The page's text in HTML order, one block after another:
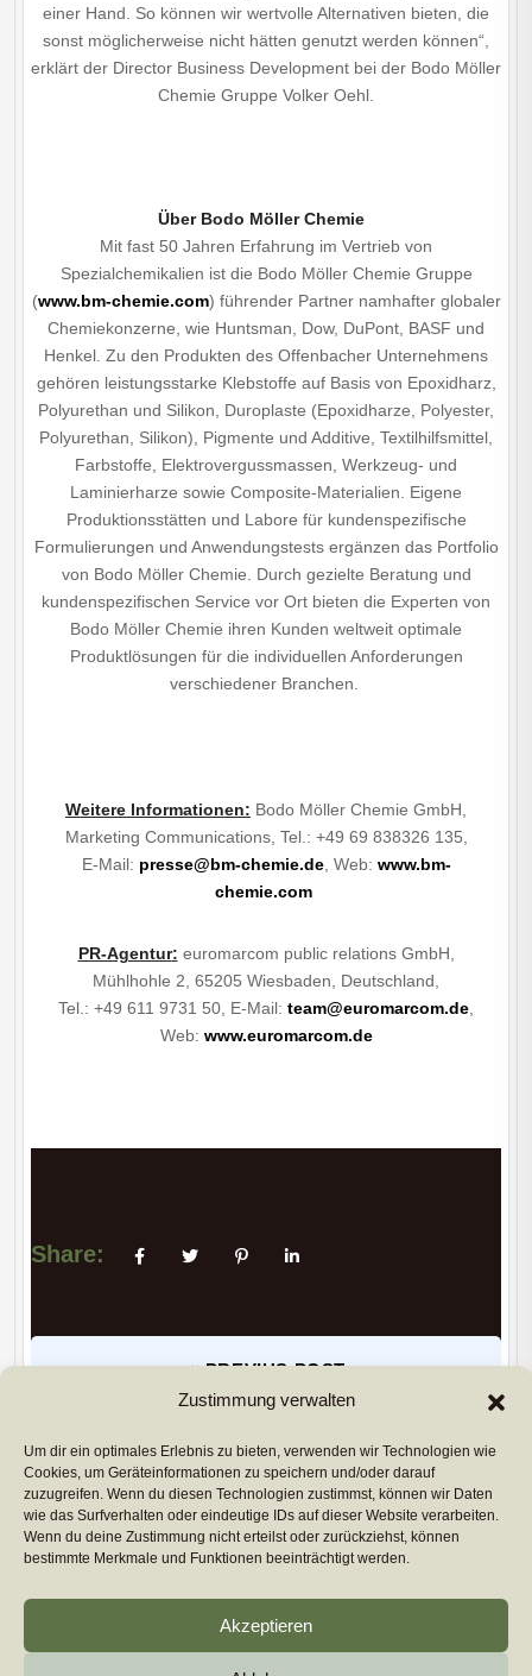
Zustimmung verwalten
Um dir ein optimales Erlebnis zu bieten, verwenden wir Technologien wie
Cookies, um Geräteinformationen zu speichern und/oder darauf
zuzugreifen. Wenn du diesen Technologien zustimmst, können wir Daten
wie das Surfverhalten oder eindeutige IDs auf dieser Website verarbeiten.
Wenn du deine Zustimmung nicht erteilst oder zurückziehst, können
bestimmte Merkmale und Funktionen beeinträchtigt werden.
Akzeptieren
einer Hand. So können wir wertvolle Alternativen bieten, die
sonst möglicherweise nicht hätten genutzt werden können“,
erklärt der Director Business Development bei der Bodo Möller
Chemie Gruppe Volker Oehl.
Über Bodo Möller Chemie
Mit fast 50 Jahren Erfahrung im Vertrieb von
Spezialchemikalien ist die Bodo Möller Chemie Gruppe
(www.bm-chemie.com) führender Partner namhafter globaler
Chemiekonzerne, wie Huntsman, Dow, DuPont, BASF und
Henkel. Zu den Produkten des Offenbacher Unternehmens
gehören leistungsstarke Klebstoffe auf Basis von Epoxidharz,
Polyurethan und Silikon, Duroplaste (Epoxidharze, Polyester,
Polyurethan, Silikon), Pigmente und Additive, Textilhilfsmittel,
Farbstoffe, Elektrovergussmassen, Werkzeug- und
Laminierharze sowie Composite-Materialien. Eigene
Produktionsstätten und Labore für kundenspezifische
Formulierungen und Anwendungstests ergänzen das Portfolio
von Bodo Möller Chemie. Durch gezielte Beratung und
kundenspezifischen Service vor Ort bieten die Experten von
Bodo Möller Chemie ihren Kunden weltweit optimale
Produktlösungen für die individuellen Anforderungen
verschiedener Branchen.
Weitere Informationen: Bodo Möller Chemie GmbH,
Marketing Communications, Tel.: +49 69 838326 135,
E-Mail: presse@bm-chemie.de, Web: www.bm-
chemie.com
PR-Agentur: euromarcom public relations GmbH,
Mühlhohle 2, 65205 Wiesbaden, Deutschland,
Tel.: +49 611 9731 50, E-Mail: team@euromarcom.de
Web: www.euromarcom.de
Share:
PREVIUS POST
NEXT POST
Copyright 2026 euromarcom All Rights Reserved by
euromarcom GmbH
Cookie-Richtlinie (EU)